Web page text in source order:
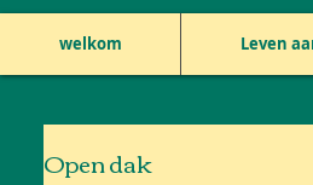
welkom Leven
Open dak